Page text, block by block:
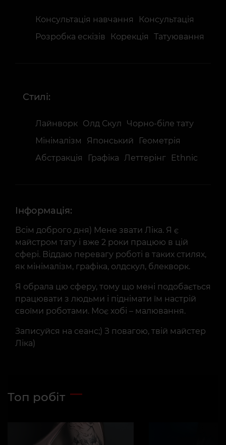
Консультація навчання
Консультація
Розробка ескізів
Корекція Татуювання
Стилі:
Лайнворк Олд Скул
Чорно-біле тату
Мінімалізм
Японський
Геометрія
Абстракція
Графіка Леттерінг Ethnic
Інформація:
Всім доброго дня) Мене звати Ліка. Я є
майстром тату і вже 2 роки працюю в цій
сфері. Віддаю перевагу роботі в таких стилях,
як мінімалізм, графіка, олдскул, блекворк.
Я обрала цю сферу, тому що мені подобається
працювати з людьми і піднімати їм настрій
своїми роботами. Моє хобі – малювання.
Записуйся на сеанс;) З повагою, твій майстер
Ліка)
Топ робіт